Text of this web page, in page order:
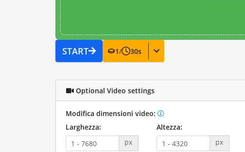
START 1/ 30s
Optional Video settings
Modifica dimensioni video:
Larghezza:
px
Altezza:
px